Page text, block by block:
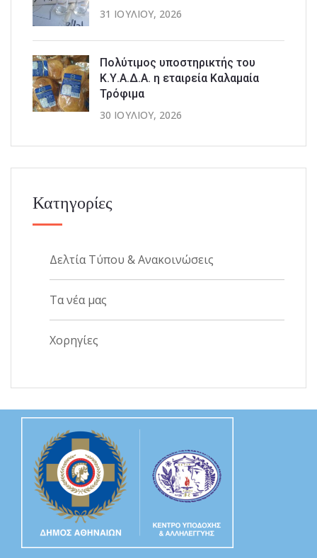
31 ΙΟΥΛΊΟΥ, 2026
Πολύτιμος υποστηρικτής του
Κ.Υ.Α.Δ.Α. η εταιρεία Καλαμαία
Τρόφιμα
30 ΙΟΥΛΊΟΥ, 2026
Κατηγορίες
Δελτία Τύπου & Ανακοινώσεις
Τα νέα μας
Χορηγίες